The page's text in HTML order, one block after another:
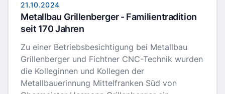
21.10.2024
Metallbau Grillenberger - Familientradition
seit 170 Jahren
Zu einer Betriebsbesichtigung bei Metallbau
Grillenberger und Fichtner CNC-Technik wurden
die Kolleginnen und Kollegen der
Metallbauerinnung Mittelfranken Süd von